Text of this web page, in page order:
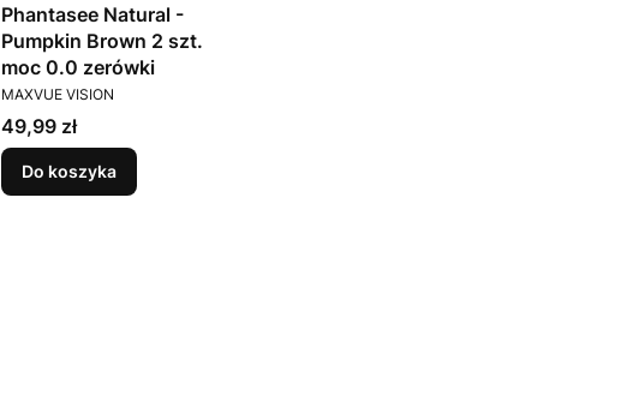
Phantasee Natural -
Pumpkin Brown 2 szt.
moc 0.0 zerówki
PRODUCENT
MAXVUE VISION
Cena
49,99 zł
Do koszyka